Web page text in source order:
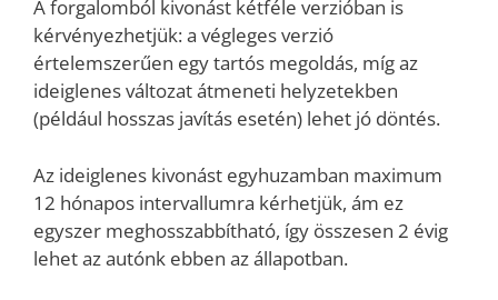
A forgalomból kivonást kétféle verzióban is
kérvényezhetjük: a végleges verzió
értelemszerűen egy tartós megoldás, míg az
ideiglenes változat átmeneti helyzetekben
(például hosszas javítás esetén) lehet jó döntés.
Az ideiglenes kivonást egyhuzamban maximum
12 hónapos intervallumra kérhetjük, ám ez
egyszer meghosszabbítható, így összesen 2 évig
lehet az autónk ebben az állapotban.